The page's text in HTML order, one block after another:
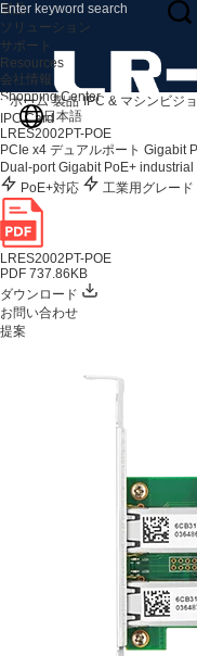
製品
ソリューション
サポート
Resources
会社情報
Shopping Center
日本語
ホーム 製品 IPC & マシンビジ
IPC Card
LRES2002PT-POE
PCIe x4 デュアルポート Gigabit
Dual-port Gigabit PoE+
PoE+対応
工業用グレード
LRES2002PT-POE
PDF 737.86KB
ダウンロード
お問い合わせ
提案